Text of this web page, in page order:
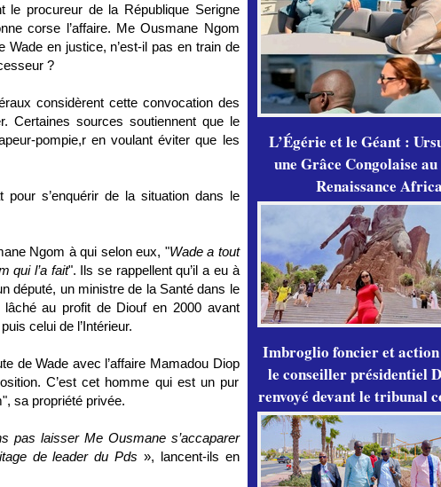
le procureur de la République Serigne
corse l’affaire. Me Ousmane Ngom
en justice, n’est-il pas en train de
?
considèrent cette convocation des
Certaines sources soutiennent que le
pompie,r en voulant éviter que les
s’enquérir de la situation dans le
Ngom à qui selon eux, "Wade a tout
qui l’a fait". Ils se rappellent qu’il a eu à
député, un ministre de la Santé dans le
lâché au profit de Diouf en 2000 avant
celui de l’Intérieur.
de Wade avec l’affaire Mamadou Diop
C’est cet homme qui est un pur
sa propriété privée.
pas laisser Me Ousmane s’accaparer
de leader du Pds », lancent-ils en
L’Égérie et le Géant :
une Grâce Congolaise
Renaissance
Imbroglio foncier et action
le conseiller présidentiel
renvoyé devant le tribunal